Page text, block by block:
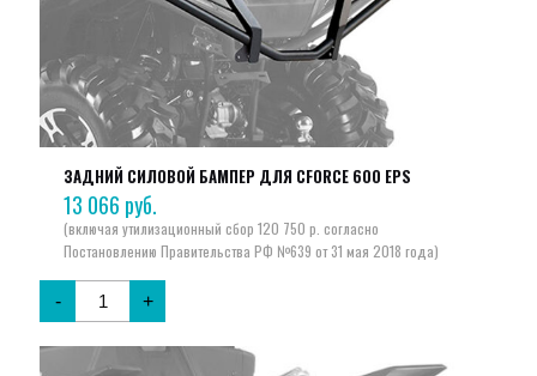
ЗАДНИЙ СИЛОВОЙ БАМПЕР ДЛЯ CFORCE 600 EPS
13 066 руб.
- +